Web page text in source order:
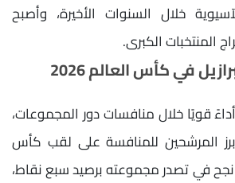
خلال السنوات الأخيرة، وأصبح
المنتخبات الكبرى.
في كأس العالم 2026
قويًا خلال منافسات دور المجموعات،
المرشحين للمنافسة على لقب كأس
بعدما نجح في تصدر مجموعته برصيد سبع نقاط،